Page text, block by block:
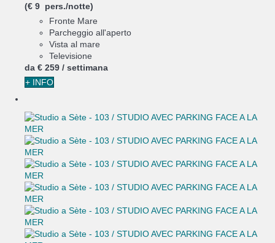
(€ 9 pers./notte)
Fronte Mare
Parcheggio all'aperto
Vista al mare
Televisione
da € 259 / settimana
+ INFO